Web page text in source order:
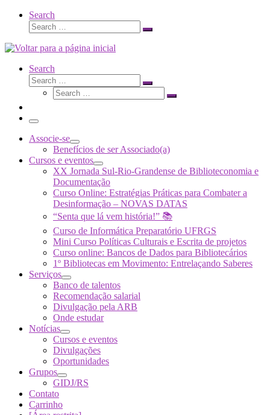
Search
Search
Search
Search
Search
Search
Search
Search
Menu
Associe-se
Benefícios de ser Associado(a)
Cursos e eventos
XX Jornada Sul-Rio-Grandense de Biblioteconomia e
Documentação
Curso Online: Estratégias Práticas para Combater a
Desinformação – NOVAS DATAS
“Senta que lá vem história!” 📚
Curso de Informática Preparatório UFRGS
Mini Curso Políticas Culturais e Escrita de projetos
Curso online: Bancos de Dados para Bibliotecários
1º Bibliotecas em Movimento: Entrelaçando Saberes
Serviços
Banco de talentos
Recomendação salarial
Divulgação pela ARB
Onde estudar
Notícias
Cursos e eventos
Divulgações
Oportunidades
Grupos
GIDJ/RS
Contato
Carrinho